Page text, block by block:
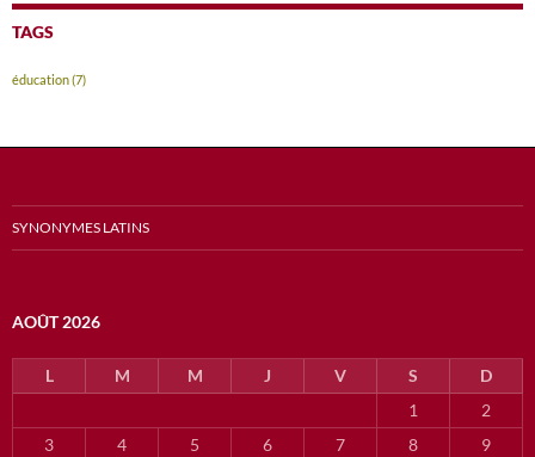
TAGS
éducation(7)
SYNONYMES LATINS
AOÛT 2026
L M M J V S
D
1
2
3
4 5 6 7 8 9